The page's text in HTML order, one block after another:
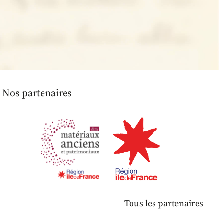
Nos partenaires
Tous les partenaires